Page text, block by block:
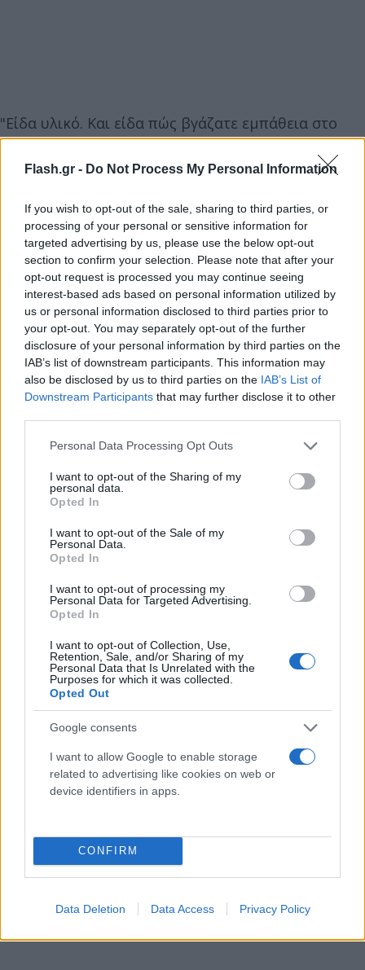
Flash.gr - Do Not Process My Personal Information
If you wish to opt-out of the sale, sharing to third parties, or
processing of your personal or sensitive information for
targeted advertising by us, please use the below opt-out
section to confirm your selection. Please note that after your
opt-out request is processed you may continue seeing
interest-based ads based on personal information utilized by
us or personal information disclosed to third parties prior to
your opt-out. You may separately opt-out of the further
disclosure of your personal information by third parties on the
IAB’s list of downstream participants. This information may
also be disclosed by us to third parties on the IAB’s List of
Downstream Participants that may further disclose it to other
Please note that this website/app uses one or more Google
not limited to your visit or usage behaviour. You may click to
grant or deny consent to Google and its third-party tags to
use your data for below specified purposes in below Google
consent section.
Personal Data Processing Opt Outs
I want to opt-out of the Sharing of my
personal data.
Opted In
I want to opt-out of the Sale of my
Personal Data.
Opted In
I want to opt-out of processing my
Personal Data for Targeted Advertising.
Opted In
I want to opt-out of Collection, Use,
Retention, Sale, and/or Sharing of my
Personal Data that Is Unrelated with the
Purposes for which it was collected.
Opted Out
Google consents
I want to allow Google to enable storage
related to advertising like cookies on web or
device identifiers in apps.
CONFIRM
Data Deletion Data Access Privacy Policy
"Είδα υλικό. Και είδα πώς βγάζατε εμπάθεια στο
πρόσωπό μου. Για αυτό και η οικογένειά μου
ενοχλήθηκε. Στεναχωρήθηκε και σταμάτησε να σας
Καφετζής επιτέθηκε στην Ιωάννα Μαλέσκου και στο
πάνελ της για τα σχόλια που έκαναν κατά την
διάρκεια της παρουσίας του στο παιχνίδι.
Η διαμάχη Τζέιμς - Μαλέσκου μετά το 6ο λεπτό